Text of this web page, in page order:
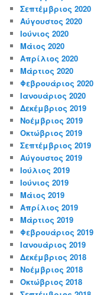
Σεπτέμβριος 2020
Αύγουστος 2020
Ιούνιος 2020
Μάιος 2020
Απρίλιος 2020
Μάρτιος 2020
Φεβρουάριος 2020
Ιανουάριος 2020
Δεκέμβριος 2019
Νοέμβριος 2019
Οκτώβριος 2019
Σεπτέμβριος 2019
Αύγουστος 2019
Ιούλιος 2019
Ιούνιος 2019
Μάιος 2019
Απρίλιος 2019
Μάρτιος 2019
Φεβρουάριος 2019
Ιανουάριος 2019
Δεκέμβριος 2018
Νοέμβριος 2018
Οκτώβριος 2018